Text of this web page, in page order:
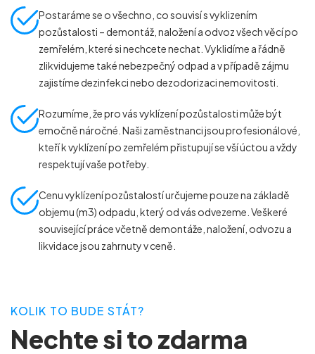
Postaráme se o všechno, co souvisí s vyklizením
pozůstalosti – demontáž, naložení a odvoz všech věcí po
zemřelém, které si nechcete nechat. Vyklidíme a řádně
zlikvidujeme také nebezpečný odpad a v případě zájmu
zajistíme dezinfekci nebo dezodorizaci nemovitosti.
Rozumíme, že pro vás vyklízení pozůstalosti může být
emočně náročné. Naši zaměstnanci jsou profesionálové,
kteří k vyklízení po zemřelém přistupují se vší úctou a vždy
respektují vaše potřeby.
Cenu vyklízení pozůstalostí určujeme pouze na základě
objemu (m3) odpadu, který od vás odvezeme. Veškeré
související práce včetně demontáže, naložení, odvozu a
likvidace jsou zahrnuty v ceně.
KOLIK TO BUDE STÁT?
Nechte si to zdarma